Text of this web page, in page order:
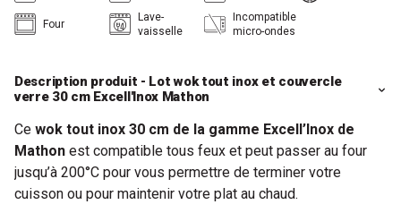
Four
Lave-
vaisselle
Incompatible
micro-ondes
Description produit - Lot wok tout inox et couvercle
verre 30 cm Excell'Inox Mathon
Ce wok tout inox 30 cm de la gamme Excell’Inox de
Mathon est compatible tous feux et peut passer au four
jusqu’à 200°C pour vous permettre de terminer votre
cuisson ou pour maintenir votre plat au chaud.